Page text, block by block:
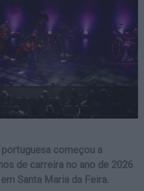
portuguesa começou a
de carreira no ano de 2026
Santa Maria da Feira.